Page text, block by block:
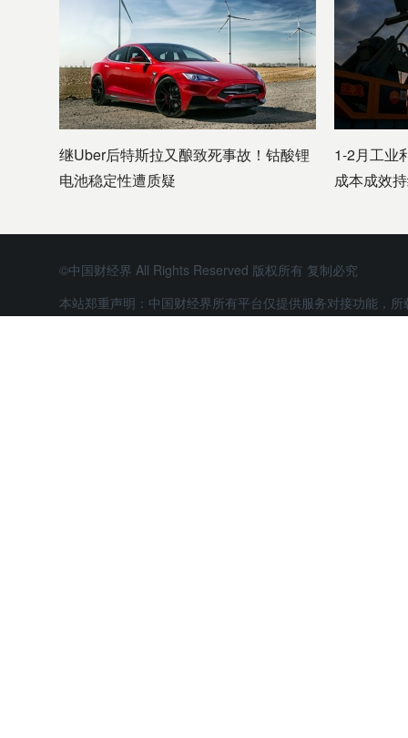
继Uber后特斯拉又酿致死事故！钴酸锂
电池稳定性遭质疑
1-2月工业
成本成效
©中国财经界 All Rights Reserved 版权所有 复制必究
本站郑重声明：中国财经界所有平台仅提供服务对接功能，